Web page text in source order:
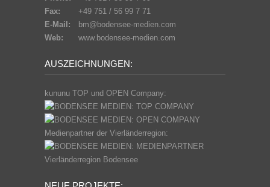
Fax:
+49 751 / 56 99 7 71
E-Mail:
bm@bodensee-medien.com
Web:
www.bodensee-medien.com
AUSZEICHNUNGEN:
kununu TOP und OPEN Company:
Medienpartner der Vierländerregion: